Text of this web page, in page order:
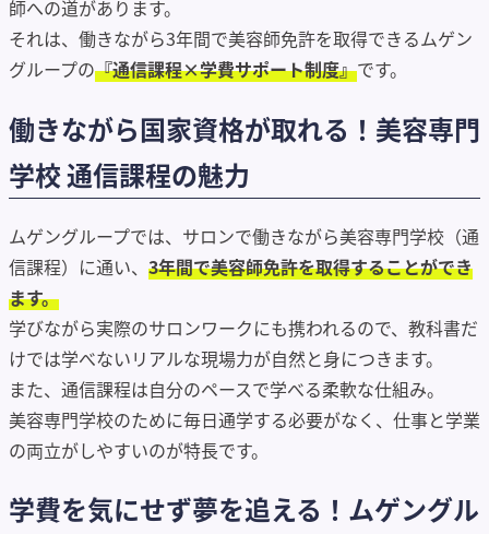
師への道があります。
それは、働きながら3年間で美容師免許を取得できるムゲン
グループの『通信課程×学費サポート制度』です。
働きながら国家資格が取れる！美容専門
学校 通信課程の魅力
ムゲングループでは、サロンで働きながら美容専門学校（通
信課程）に通い、 3年間で美容師免許を取得することができ
ます。
学びながら実際のサロンワークにも携われるので、教科書だ
けでは学べないリアルな現場力が自然と身につきます。
また、通信課程は自分のペースで学べる柔軟な仕組み。
美容専門学校のために毎日通学する必要がなく、仕事と学業
の両立がしやすいのが特長です。
学費を気にせず夢を追える！ムゲングル